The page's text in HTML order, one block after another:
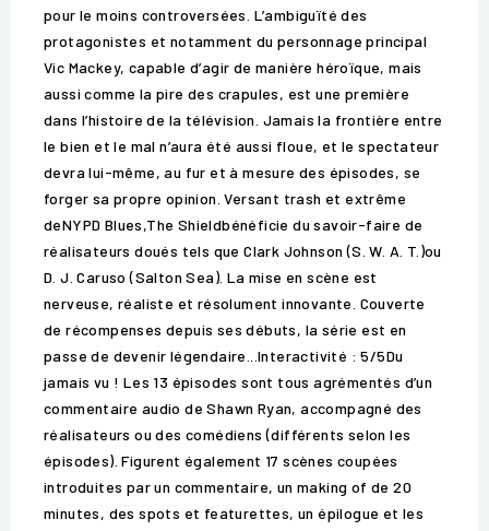
pour le moins controversées. L’ambiguïté des
protagonistes et notamment du personnage principal
Vic Mackey, capable d’agir de manière héroïque, mais
aussi comme la pire des crapules, est une première
dans l’histoire de la télévision. Jamais la frontière entre
le bien et le mal n’aura été aussi floue, et le spectateur
devra lui-même, au fur et à mesure des épisodes, se
forger sa propre opinion. Versant trash et extrême
deNYPD Blues,The Shieldbénéficie du savoir-faire de
réalisateurs doués tels que Clark Johnson (S. W. A. T.)ou
D. J. Caruso (Salton Sea). La mise en scène est
nerveuse, réaliste et résolument innovante. Couverte
de récompenses depuis ses débuts, la série est en
passe de devenir légendaire...Interactivité : 5/5Du
jamais vu ! Les 13 épisodes sont tous agrémentés d’un
commentaire audio de Shawn Ryan, accompagné des
réalisateurs ou des comédiens (différents selon les
épisodes). Figurent également 17 scènes coupées
introduites par un commentaire, un making of de 20
minutes, des spots et featurettes, un épilogue et les